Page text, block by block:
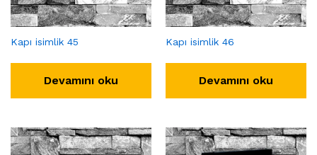
Kapı isimlik 45
Devamını oku
Kapı isimlik 46
Devamını oku